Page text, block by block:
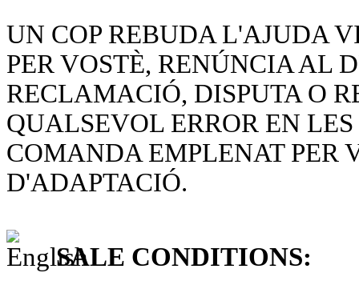
UN COP REBUDA L'AJUDA
PER VOSTÈ, RENÚNCIA AL
RECLAMACIÓ, DISPUTA O
QUALSEVOL ERROR EN
COMANDA EMPLENAT PER
D'ADAPTACIÓ.
SALE CONDITIONS: